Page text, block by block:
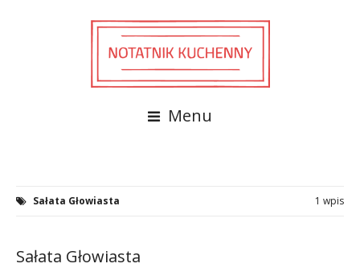
Menu
Sałata Głowiasta 1 wpis
Sałata Głowiasta